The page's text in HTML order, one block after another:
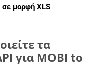
σε μορφή XLS
τα
για MOBI to